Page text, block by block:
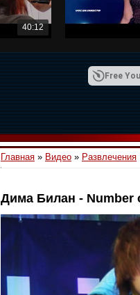
40:12
Free
Главная » Видео » Развлечения
Дима Билан - Number